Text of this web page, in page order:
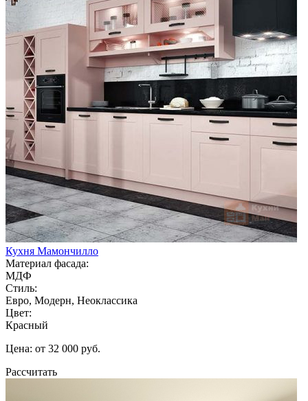
Кухня Мамончилло
Материал фасада:
МДФ
Стиль:
Евро, Модерн, Неоклассика
Цвет:
Красный
Цена: от 32 000 руб.
Рассчитать